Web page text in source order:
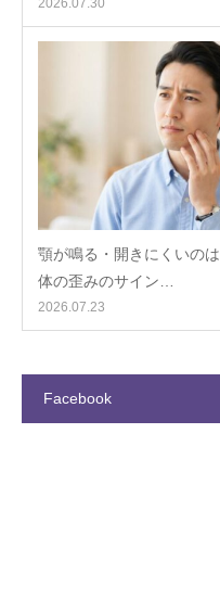
2026.07.30
顎が鳴る・開きにくいのは
体の歪みのサイン…
2026.07.23
Facebook